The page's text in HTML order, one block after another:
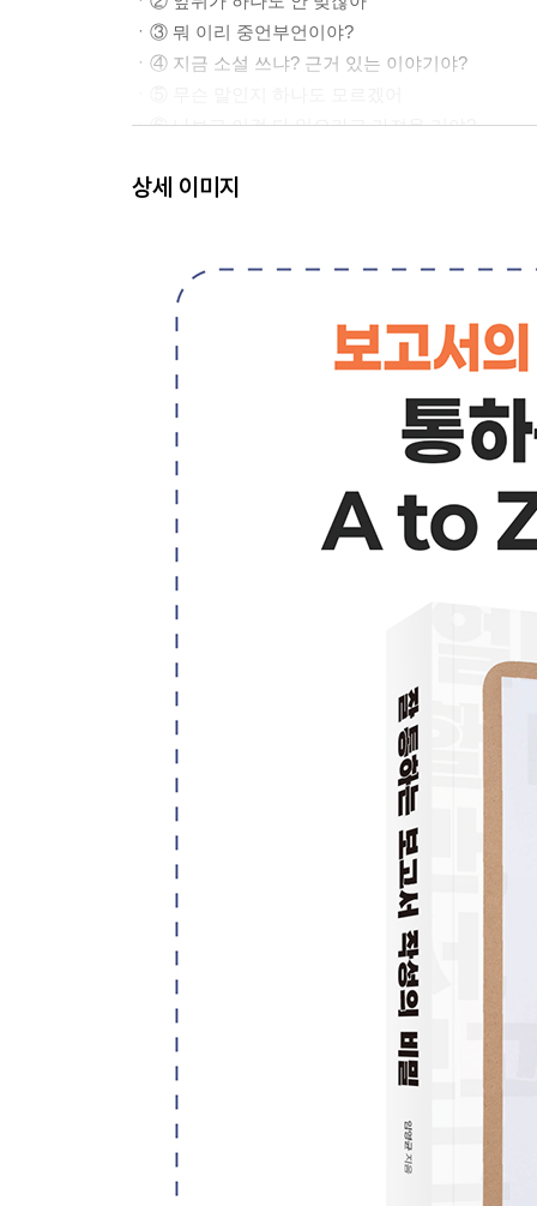
ㆍ③ 뭐 이리 중언부언이야?
ㆍ④ 지금 소설 쓰냐? 근거 있는 이야기야?
ㆍ⑥ 나보고 이걸 다 읽으라고 가져온 거야?
ㆍ⑧ 뭐가 이렇게 내용이 많아? 내가 알아야 하는
LESSON 03 통하는 보고서의 4가지 조건
ㆍ① 보고서의 작성 목적을 확인하라
ㆍ② 보고서의 문장은 상대방의 입장에서 생각하라
ㆍ③ 보고서의 내용은 낱개가 아닌 덩어리로 묶자
ㆍ④ 시각적 표현력으로 상대방의 머릿속에 그림
CHAPTER 02 보고서의 유형
LESSON 01 직장인 3대 보고서 유형
ㆍ보고서는 '왜' 작성하는가?
ㆍ직장인 보고서 유형 세 가지
LESSON 02 형식은 달라도 본질은 같다
ㆍ목차는 달라도 본질은 동일하다
ㆍ보고서의 유형을 관통하는 네 가지 구성 방법
LESSON 03 결과 보고서, 장단을 맞춰서 쓰자
ㆍ다시 정리해보는 보고서의 작성 목적
ㆍ장단을 맞춰서 쓰는 보고서란
ㆍ보고서를 업그레이드하는 세 가지 포인트
LESSON 04 현황 보고서, 예쁜 쓰레기를 만들지는
ㆍ보고서의 메시지에는 작성자의 의견이 보여야
ㆍ현황 보고서에 포함되어야 할 내용은 무엇인가
LESSON 05 기획 보고서, 스토리와 논리로 무장하
ㆍ보고서계의 최고봉, 기획 보고서
ㆍ① 기획 보고서의 스토리는 Why-What-How-So
ㆍ② Why : 기획서의 도입부를 결론-이유-근거의
상세 이미지